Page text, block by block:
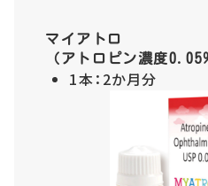
マイアトロ
（アトロピン濃度0.05
1本：2か月分